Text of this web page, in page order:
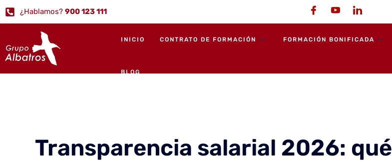
¿Hablamos? 900 123 111
INICIO CONTRATO DE FORMACIÓN FORMACIÓN BONIFICADA
BLOG
Transparencia salarial 2026: qué